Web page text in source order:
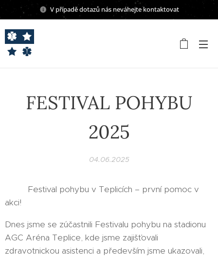
V případě dotazů nás neváhejte kontaktovat
FESTIVAL POHYBU
2025
04.06.2025
🚑⚽ Festival pohybu v Teplicích – první pomoc v
akci!
Dnes jsme se zúčastnili Festivalu pohybu na stadionu
AGC Aréna Teplice, kde jsme zajišťovali
zdravotnickou asistenci a především jsme ukazovali,